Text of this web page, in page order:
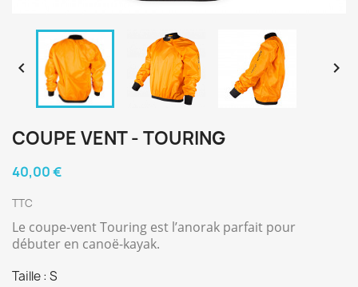
 
COUPE VENT - TOURING
40,00 €
TTC
Le coupe-vent Touring est l’anorak parfait pour
débuter en canoë-kayak.
Taille : S